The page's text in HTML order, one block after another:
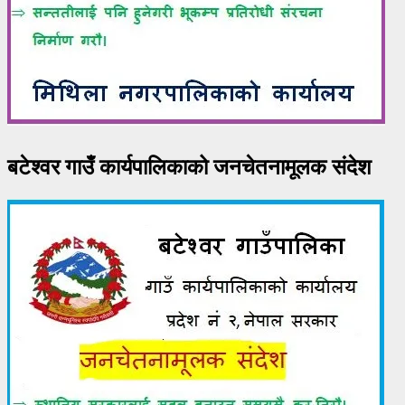
बटेश्वर गाउँ कार्यपालिकाको जनचेतनामूलक संदेश